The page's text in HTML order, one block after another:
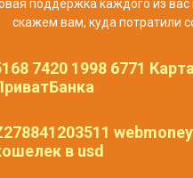
поддержка каждого из
скажем вам, куда потратили
7420 1998 6771
в usd